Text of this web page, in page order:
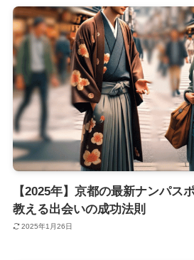
【2025年】京都の最新ナンパス
教える出会いの成功法則
2025年1月26日